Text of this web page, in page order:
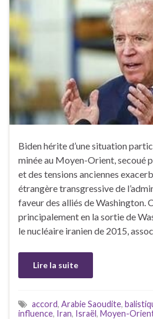
Biden hérite d’une situation
minée au Moyen-Orient, secoué
et des tensions anciennes
étrangère transgressive de
faveur des alliés de Washington.
principalement en la sortie de
le nucléaire iranien de 2015,
Lire la suite
accord, Arabie Saoudite,
influence, Iran, Israël, Moyen-